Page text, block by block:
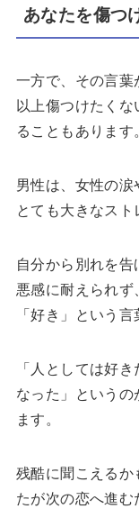
あなたを傷つ
一方で、その言
以上傷つけたく
ることもあります。
男性は、女性の
とても大きなスト
自分から別れを
悪感に耐えられ
「好き」という言
「人としては好
なった」という
ます。
残酷に聞こえる
たが次の恋へ進